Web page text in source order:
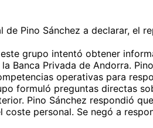
de Pino Sánchez a declarar, el
grupo intentó obtener
Banca Privada de Andorra.
operativas para
formuló preguntas directas
Pino Sánchez respondió
personal. Se negó a